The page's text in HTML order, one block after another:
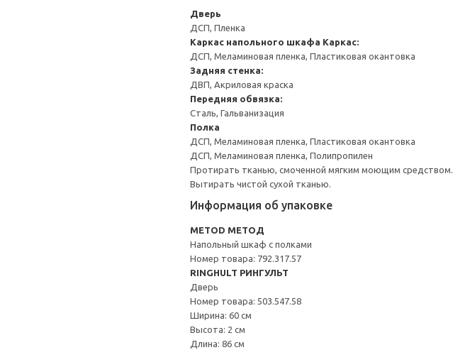
Дверь
ДСП, Пленка
Каркас напольного шкафа Каркас:
ДСП, Меламиновая пленка, Пластиковая окантовка
Задняя стенка:
ДВП, Акриловая краска
Передняя обвязка:
Сталь, Гальванизация
Полка
ДСП, Меламиновая пленка, Пластиковая окантовка
ДСП, Меламиновая пленка, Полипропилен
Протирать тканью, смоченной мягким моющим средством.
Вытирать чистой сухой тканью.
Информация об упаковке
METOD МЕТОД
Напольный шкаф с полками
Номер товара: 792.317.57
RINGHULT РИНГУЛЬТ
Дверь
Номер товара: 503.547.58
Ширина: 60 см
Высота: 2 см
Длина: 86 см